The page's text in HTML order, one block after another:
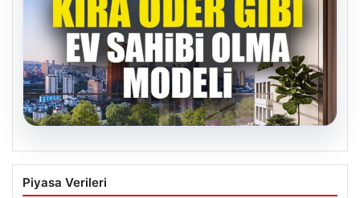
DAP Yapı’dan bir ilk! Emlak Konut
güvencesi Dap vizyonuyla kendi
Piyasa Verileri